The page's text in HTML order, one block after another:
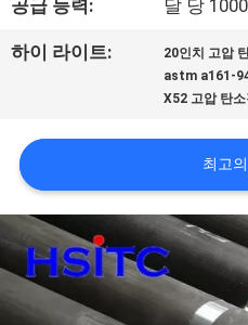
투
어
품
질
관
리
공급 능력: 달 당
하이 라이트: 20인치 고압
astm a161-
X52 고압 탄
최고